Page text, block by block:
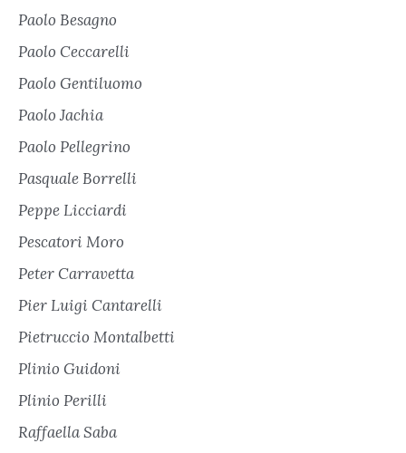
Paolo Besagno
Paolo Ceccarelli
Paolo Gentiluomo
Paolo Jachia
Paolo Pellegrino
Pasquale Borrelli
Peppe Licciardi
Pescatori Moro
Peter Carravetta
Pier Luigi Cantarelli
Pietruccio Montalbetti
Plinio Guidoni
Plinio Perilli
Raffaella Saba